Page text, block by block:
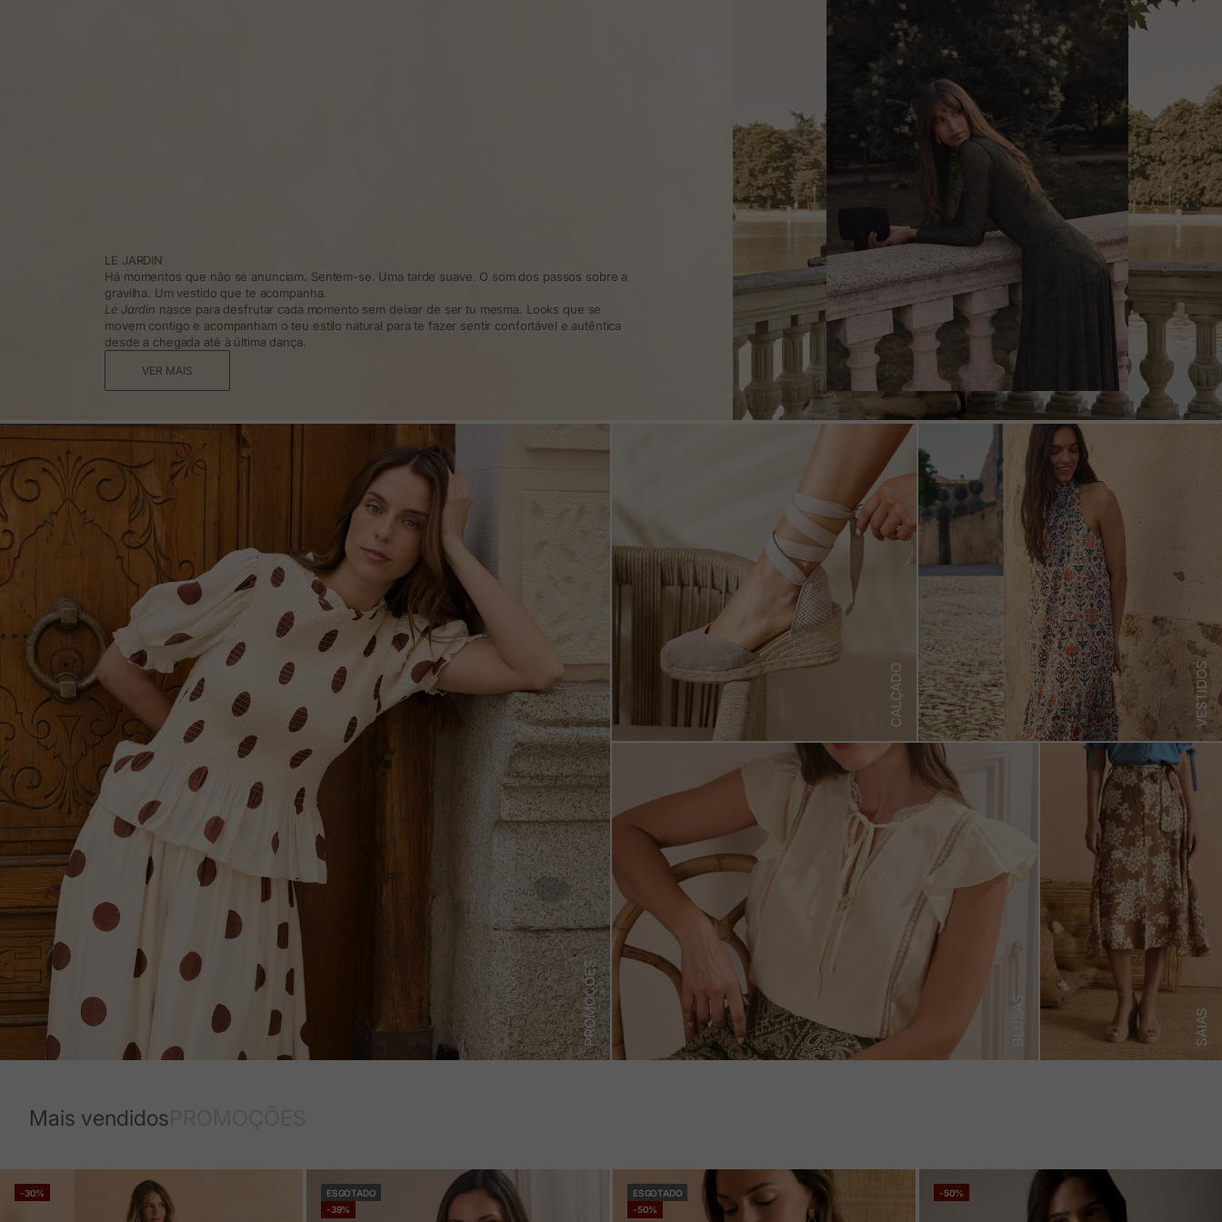
LE JARDIN
Há momentos que não se anunciam. Sentem-se. Uma tarde suave. O som dos passos sobre a
gravilha. Um vestido que te acompanha.
Le Jardin nasce para desfrutar cada momento sem deixar de ser tu mesma. Looks que se
movem contigo e acompanham o teu estilo natural para te fazer sentir confortável e autêntica
desde a chegada até à última dança.
VER MAIS
PROMOÇÕES
CALÇADO VESTIDOS
BLUSAS SAIAS
Mais vendidos
-30%
ESGOTADO
-39%
ESGOTADO
-50%
-50%